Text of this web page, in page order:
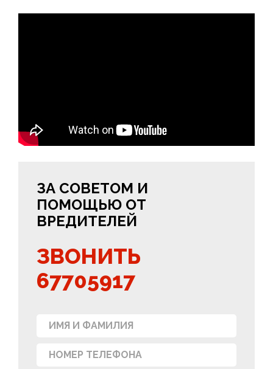
ЗА СОВЕТОМ И
ПОМОЩЬЮ ОТ
ВРЕДИТЕЛЕЙ
ЗВОНИТЬ
67705917